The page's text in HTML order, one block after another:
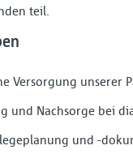
teil.
Versorgung unserer
und Nachsorge bei
und -